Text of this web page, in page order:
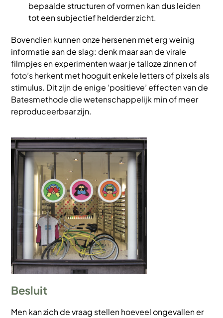
bepaalde structuren of vormen kan dus leiden
tot een subjectief helderder zicht.
Bovendien kunnen onze hersenen met erg weinig
informatie aan de slag: denk maar aan de virale
filmpjes en experimenten waar je talloze zinnen of
foto’s herkent met hooguit enkele letters of pixels als
stimulus. Dit zijn de enige ‘positieve’ effecten van de
Batesmethode die wetenschappelijk min of meer
reproduceerbaar zijn.
Afbeelding
Besluit
Men kan zich de vraag stellen hoeveel ongevallen er